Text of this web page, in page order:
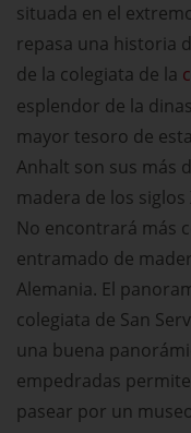
situada en el
repasa una historia
de la colegiata de la
esplendor de la
mayor tesoro de
Anhalt son sus más
madera de los siglos
No encontrará más
entramado de
Alemania. El
colegiata de San
una buena
empedradas
pasear por un